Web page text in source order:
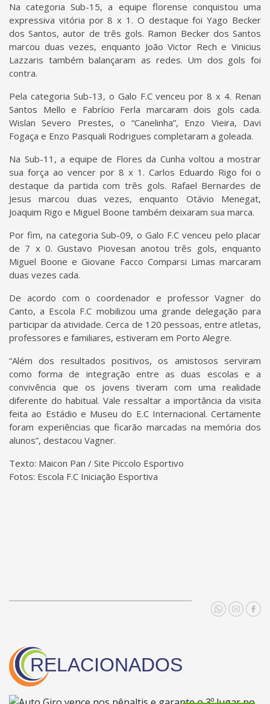
Na categoria Sub-15, a equipe florense conquistou uma
expressiva vitória por 8 x 1. O destaque foi Yago Becker
dos Santos, autor de três gols. Ramon Becker dos Santos
marcou duas vezes, enquanto João Victor Rech e Vinicius
Lazzaris também balançaram as redes. Um dos gols foi
contra.
Pela categoria Sub-13, o Galo F.C venceu por 8 x 4. Renan
Santos Mello e Fabrício Ferla marcaram dois gols cada.
Wislan Severo Prestes, o “Canelinha”, Enzo Vieira, Davi
Fogaça e Enzo Pasquali Rodrigues completaram a goleada.
Na Sub-11, a equipe de Flores da Cunha voltou a mostrar
sua força ao vencer por 8 x 1. Carlos Eduardo Rigo foi o
destaque da partida com três gols. Rafael Bernardes de
Jesus marcou duas vezes, enquanto Otávio Menegat,
Joaquim Rigo e Miguel Boone também deixaram sua marca.
Por fim, na categoria Sub-09, o Galo F.C venceu pelo placar
de 7 x 0. Gustavo Piovesan anotou três gols, enquanto
Miguel Boone e Giovane Facco Comparsi Limas marcaram
duas vezes cada.
De acordo com o coordenador e professor Vagner do
Canto, a Escola F.C mobilizou uma grande delegação para
participar da atividade. Cerca de 120 pessoas, entre atletas,
professores e familiares, estiveram em Porto Alegre.
“Além dos resultados positivos, os amistosos serviram
como forma de integração entre as duas escolas e a
convivência que os jovens tiveram com uma realidade
diferente do habitual. Vale ressaltar a importância da visita
feita ao Estádio e Museu do E.C Internacional. Certamente
foram experiências que ficarão marcadas na memória dos
alunos”, destacou Vagner.
Texto: Maicon Pan / Site Piccolo Esportivo
Fotos: Escola F.C Iniciação Esportiva
RELACIONADOS